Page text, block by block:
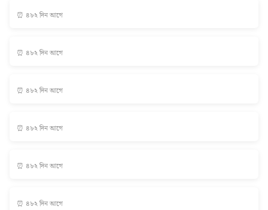
⏰ ৪৮২ দিন আগে
⏰ ৪৮২ দিন আগে
⏰ ৪৮২ দিন আগে
⏰ ৪৮২ দিন আগে
⏰ ৪৮২ দিন আগে
⏰ ৪৮২ দিন আগে